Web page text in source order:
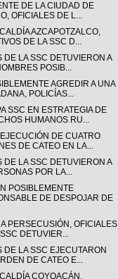
DE LA CIUDAD DE
OFICIALES DE L...
AZCAPOTZALCO,
DE LA SSC D...
DE LA SSC DETUVIERON A
POSIB...
AGREDIR A UNA
POLICÍAS...
SSC EN ESTRATEGIA DE
HUMANOS RU...
DE CUATRO
DE CATEO EN LA...
DE LA SSC DETUVIERON A
POR LA...
POSIBLEMENTE
DE DESPOJAR DE
PERSECUSIÓN, OFICIALES
DETUVIER...
DE LA SSC EJECUTARON
DE CATEO E...
COYOACÁN,